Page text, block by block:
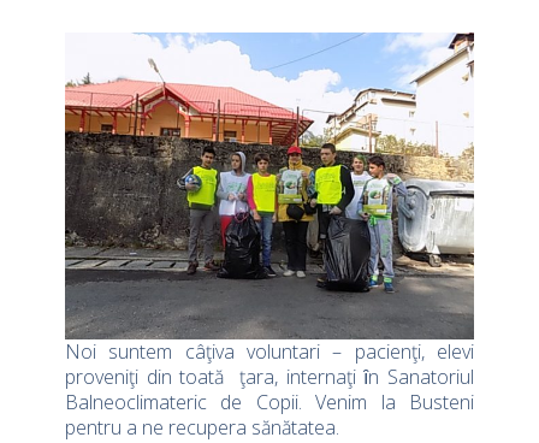
Noi suntem câţiva voluntari – pacienţi, elevi
proveniţi din toată ţara, internaţi ȋn Sanatoriul
Balneoclimateric de Copii. Venim la Busteni
pentru a ne recupera sănătatea.